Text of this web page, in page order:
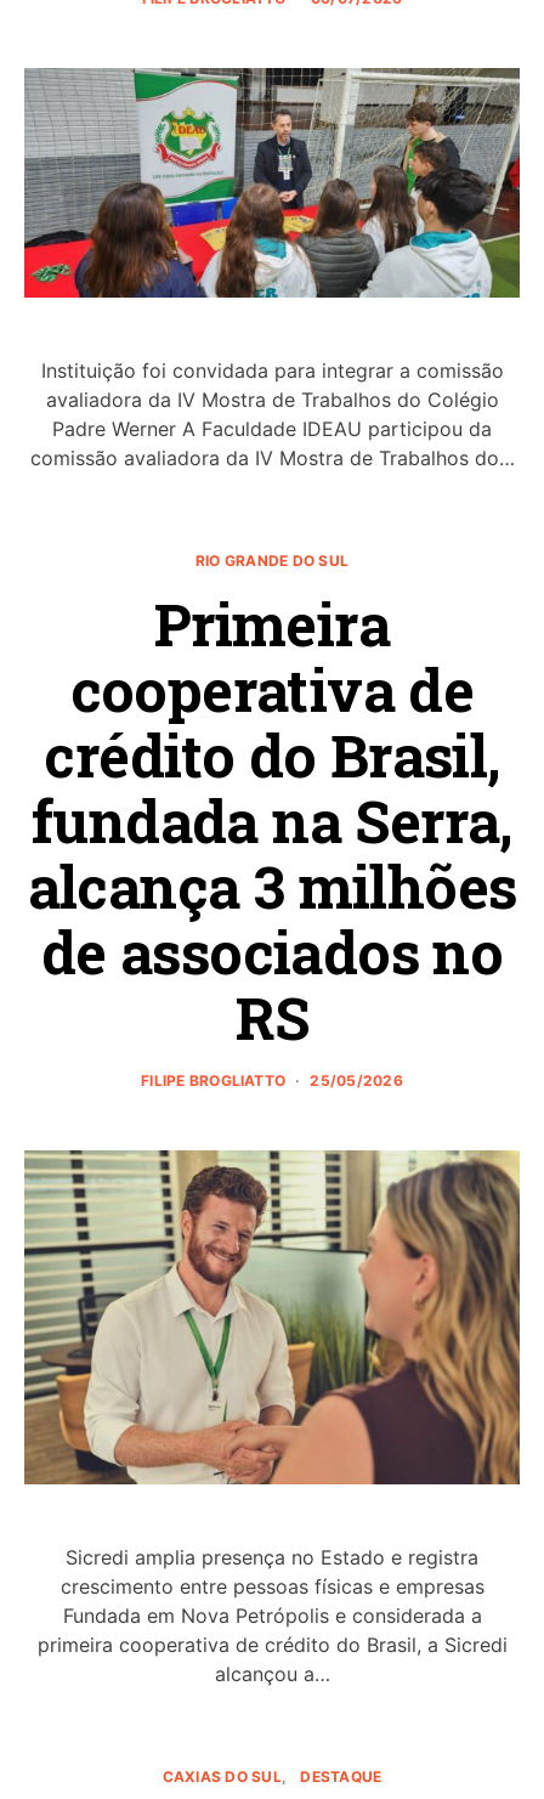
Instituição foi convidada para integrar a comissão
avaliadora da IV Mostra de Trabalhos do Colégio
Padre Werner A Faculdade IDEAU participou da
comissão avaliadora da IV Mostra de Trabalhos do…
RIO GRANDE DO SUL
Primeira
cooperativa de
crédito do Brasil,
fundada na Serra,
alcança 3 milhões
de associados no
RS
FILIPE BROGLIATTO 25/05/2026
Sicredi amplia presença no Estado e registra
crescimento entre pessoas físicas e empresas
Fundada em Nova Petrópolis e considerada a
primeira cooperativa de crédito do Brasil, a Sicredi
alcançou a…
CAXIAS DO SUL DESTAQUE